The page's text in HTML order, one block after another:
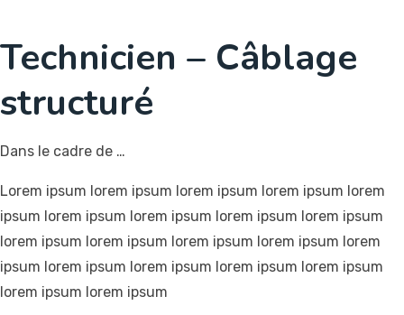
Technicien – Câblage
structuré
Dans le cadre de …
Lorem ipsum lorem ipsum lorem ipsum lorem ipsum lorem
ipsum lorem ipsum lorem ipsum lorem ipsum lorem ipsum
lorem ipsum lorem ipsum lorem ipsum lorem ipsum lorem
ipsum lorem ipsum lorem ipsum lorem ipsum lorem ipsum
lorem ipsum lorem ipsum